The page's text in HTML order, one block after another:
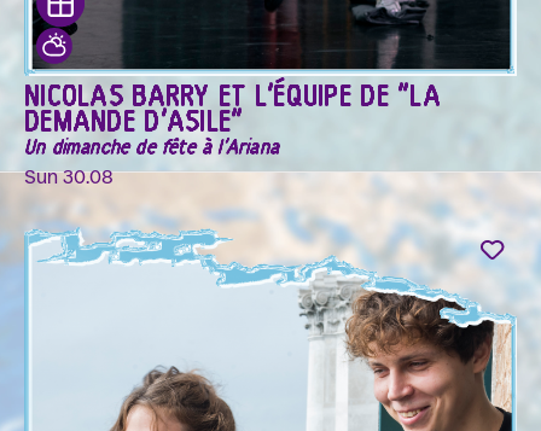
NICOLAS BARRY ET L'ÉQUIPE DE "LA
DEMANDE D'ASILE"
Un dimanche de fête à l'Ariana
Sun 30.08